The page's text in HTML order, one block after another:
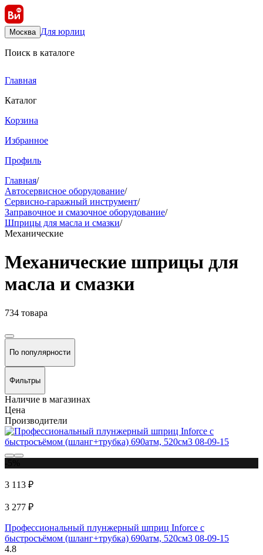
Москва Для юрлиц
Поиск в каталоге
Главная
Каталог
Корзина
Избранное
Профиль
Главная/
Автосервисное оборудование/
Сервисно-гаражный инструмент/
Заправочное и смазочное оборудование/
Шприцы для масла и смазки/
Механические
Механические шприцы для
масла и смазки
734 товара
По популярности
Фильтры
Наличие в магазинах
Цена
Производители
3 113 ₽
3 277 ₽
Профессиональный плунжерный шприц Inforce с
быстросъёмом (шланг+трубка) 690атм, 520см3 08-09-15
4.8